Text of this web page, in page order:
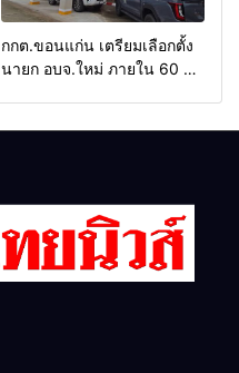
กกต.ขอนแก่น เตรียมเลือกตั้ง
นายก อบจ.ใหม่ ภายใน 60 วัน